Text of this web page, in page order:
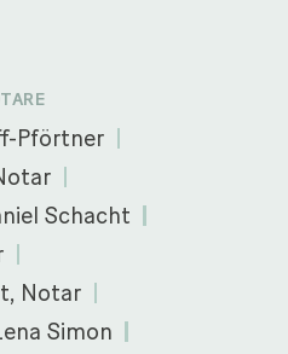
Pförtner
Schacht
Notar
Simon